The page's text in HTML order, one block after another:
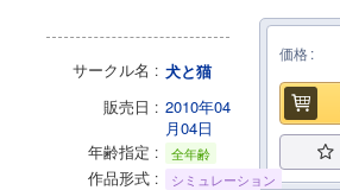
サークル名
犬と猫
販売日
2010年04
月04日
年齢指定
全年齢
作品形式
シミュレーション
価格